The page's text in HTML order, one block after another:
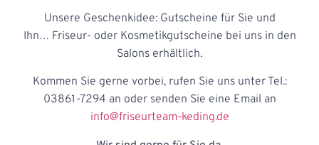
Unsere Geschenkidee: Gutscheine für Sie und
Ihn… Friseur- oder Kosmetikgutscheine bei uns in den
Salons erhältlich.
Kommen Sie gerne vorbei, rufen Sie uns unter Tel.:
03861-7294 an oder senden Sie eine Email an
info@friseurteam-keding.de